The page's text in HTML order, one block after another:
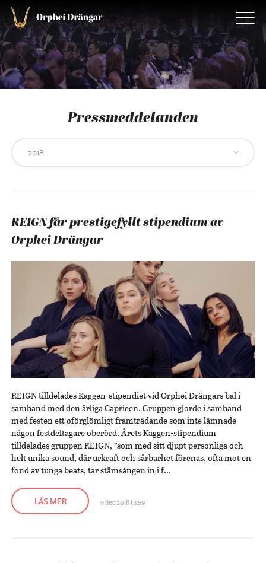
Pressmeddelanden
REIGN får prestigefyllt stipendium av
Orphei Drängar
REIGN tilldelades Kaggen-stipendiet vid Orphei Drängars bal i
samband med den årliga Capricen. Gruppen gjorde i samband
med festen ett oförglömligt framträdande som inte lämnade
någon festdeltagare oberörd. Årets Kaggen-stipendium
tilldelades gruppen REIGN, ”som med sitt djupt personliga och
helt unika sound, där urkraft och sårbarhet förenas, ofta mot en
fond av tunga beats, tar stämsången in i f...
LÄS MER 11 dec 2018 | 3:59